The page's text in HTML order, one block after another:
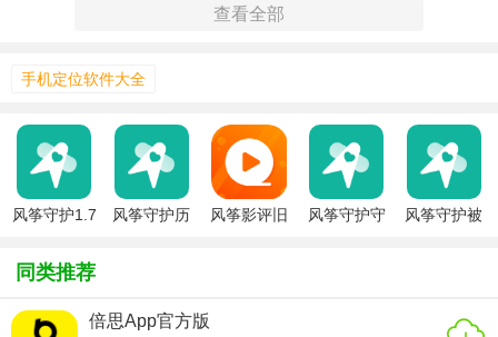
1. 实时定位追踪：通过GPS定位技术，实时获取家人的位置
信息，确保他们的安全。
查看全部
手机定位软件大全
风筝守护1.7
风筝守护历
风筝影评旧
风筝守护守
风筝守护被
同类推荐
倍思App官方版